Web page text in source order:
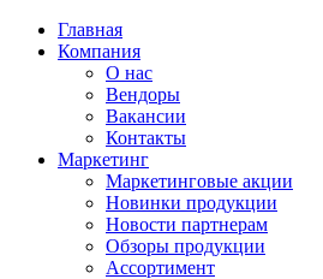
Главная
Компания
О нас
Вендоры
Вакансии
Контакты
Маркетинг
Маркетинговые акции
Новинки продукции
Новости партнерам
Обзоры продукции
Ассортимент